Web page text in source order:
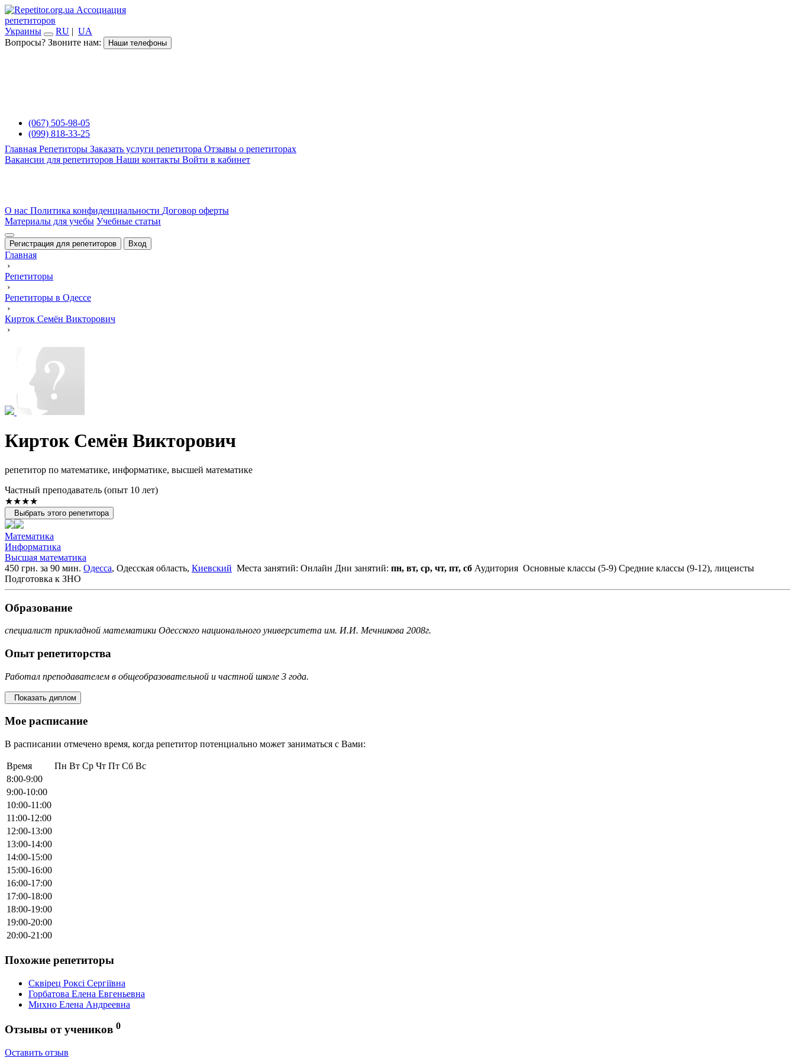
Ассоциация
репетиторов
Украины
RU | UA
Вопросы? Звоните нам:
Наши телефоны
(067) 505-98-05
(099) 818-33-25
Главная Репетиторы Заказать услуги репетитора Отзывы о репетиторах
Вакансии для репетиторов Наши контакты Войти в кабинет
О нас Политика конфиденциальности Договор оферты
Материалы для учебы Учебные статьи
Регистрация для репетиторов Вход
Главная
›
Репетиторы
›
Репетиторы в Одессе
›
Кирток Семён Викторович
›
Кирток Семён Викторович
репетитор по математике, информатике, высшей математике
Частный преподаватель (опыт 10 лет)
★★★★
Выбрать этого репетитора
Математика
Информатика
Высшая математика
450 грн. за 90 мин. Одесса, Одесская область, Киевский Места занятий: Онлайн Дни занятий: пн, вт, ср, чт, пт, сб Аудитория Основные классы (5-9) Средние классы (9-12), лицеисты
Подготовка к ЗНО
Образование
специалист прикладной математики Одесского национального университета им. И.И. Мечникова 2008г.
Опыт репетиторства
Работал преподавателем в общеобразовательной и частной школе 3 года.
Показать диплом
Мое расписание
В расписании отмечено время, когда репетитор потенциально может заниматься с Вами:
Время Пн Вт Ср Чт Пт Сб Вс
8:00-9:00
9:00-10:00
10:00-11:00
11:00-12:00
12:00-13:00
13:00-14:00
14:00-15:00
15:00-16:00
16:00-17:00
17:00-18:00
18:00-19:00
19:00-20:00
20:00-21:00
Похожие репетиторы
Сквірец Роксі Сергіївна
Горбатова Елена Евгеньевна
Михно Елена Андреевна
Отзывы от учеников 0
Оставить отзыв